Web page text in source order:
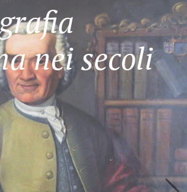
nei secoli